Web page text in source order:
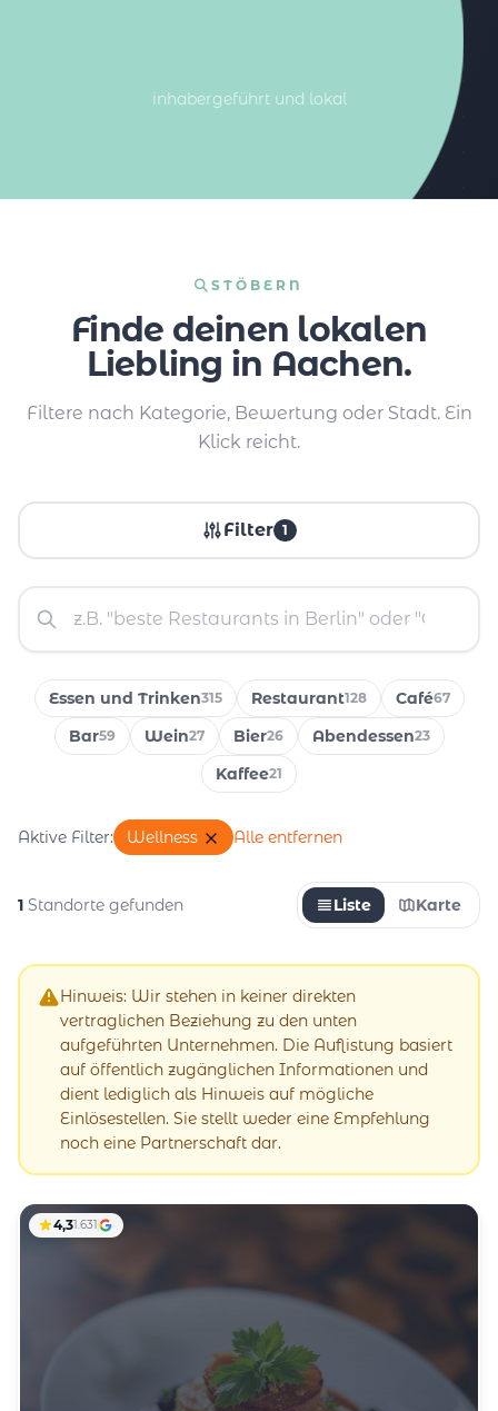
inhabergeführt und lokal
STÖBERN
Finde deinen lokalen
Liebling in Aachen.
Filtere nach Kategorie, Bewertung oder Stadt. Ein
Klick reicht.
Filter 1
Essen und Trinken315 Restaurant128 Café67
Bar59 Wein27 Bier26 Abendessen23
Kaffee21
Aktive Filter: Wellness Alle entfernen
1 Standorte gefunden Liste Karte
Hinweis: Wir stehen in keiner direkten
vertraglichen Beziehung zu den unten
aufgeführten Unternehmen. Die Auflistung basiert
auf öffentlich zugänglichen Informationen und
dient lediglich als Hinweis auf mögliche
Einlösestellen. Sie stellt weder eine Empfehlung
noch eine Partnerschaft dar.
4,31.631